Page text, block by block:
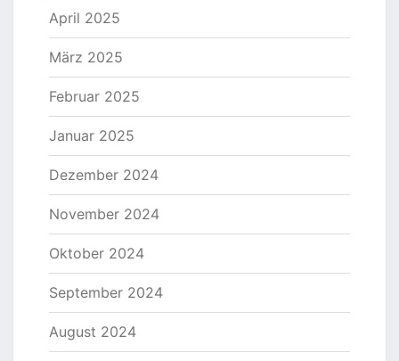
April 2025
März 2025
Februar 2025
Januar 2025
Dezember 2024
November 2024
Oktober 2024
September 2024
August 2024